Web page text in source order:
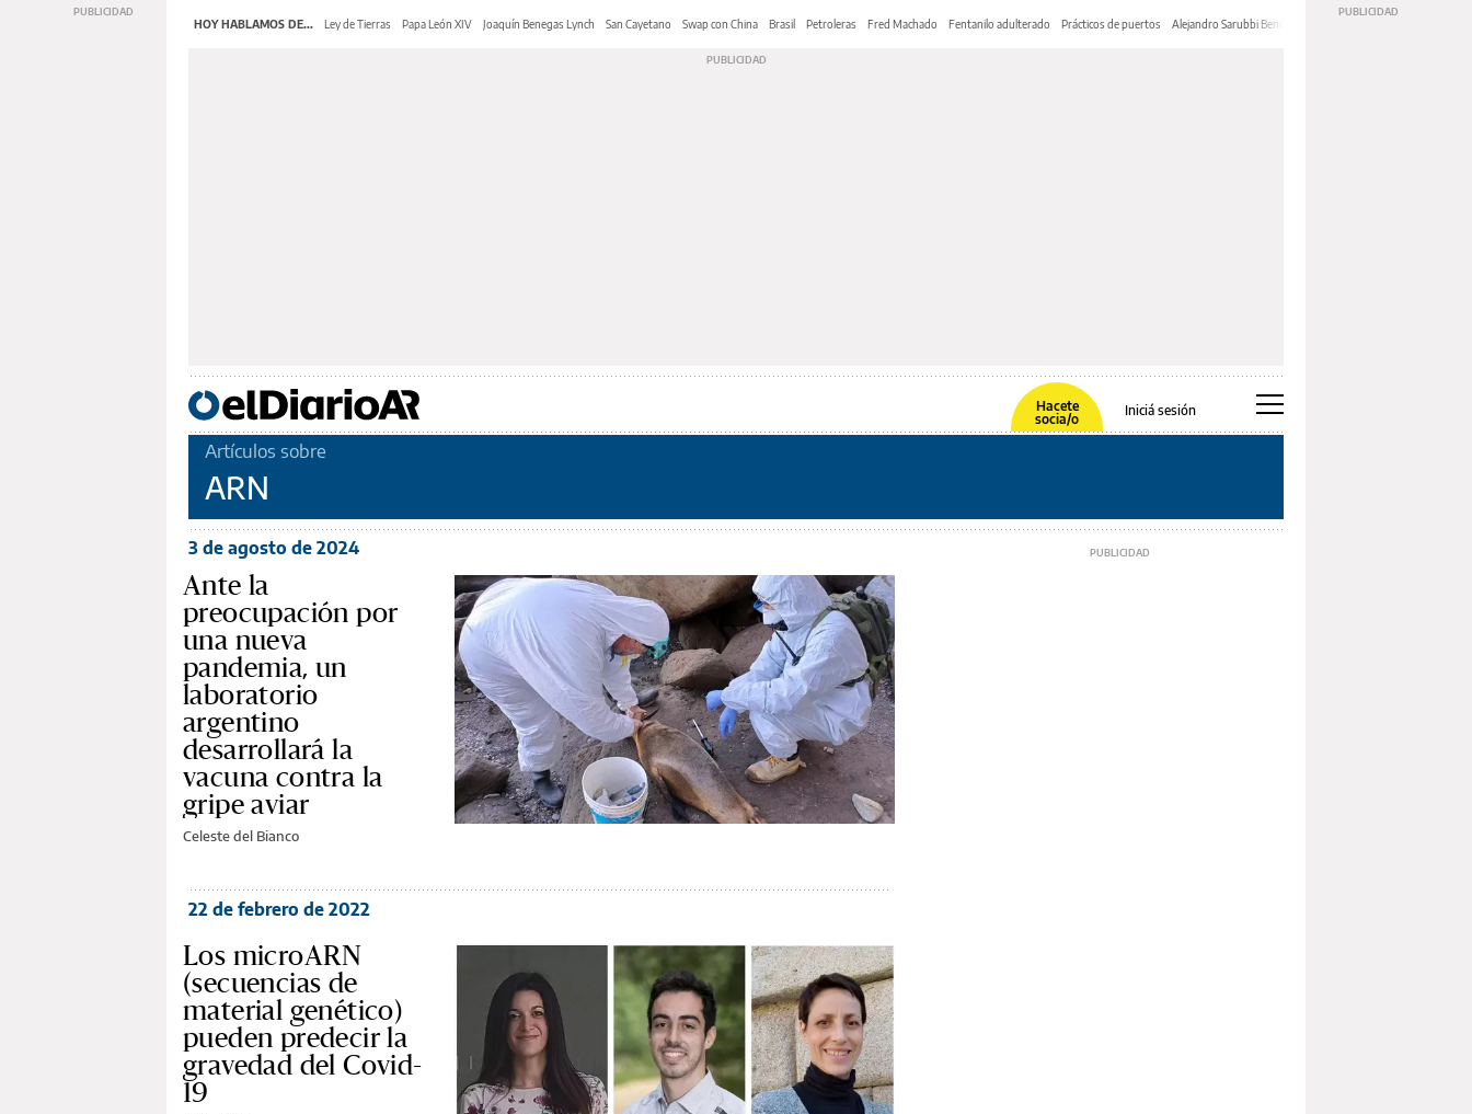
HOY HABLAMOS DE... Ley de Tierras Papa León XIV Joaquín Benegas Lynch San Cayetano Swap con China Brasil Petroleras Fred Machado Fentanilo adulterado Prácticos de puertos Alejandro Sarubbi Benítez
Hacete
socia/o
Iniciá sesión
Artículos sobre
ARN
3 de agosto de 2024
Ante la
preocupación por
una nueva
pandemia, un
laboratorio
argentino
desarrollará la
vacuna contra la
gripe aviar
Celeste del Bianco
22 de febrero de 2022
Los microARN
(secuencias de
material genético)
pueden predecir la
gravedad del Covid-
19